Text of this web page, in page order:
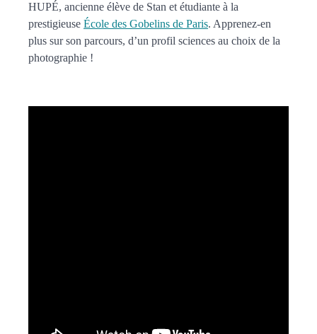
HUPÉ, ancienne élève de Stan et étudiante à la
prestigieuse École des Gobelins de Paris. Apprenez-en
plus sur son parcours, d’un profil sciences au choix de la
photographie !